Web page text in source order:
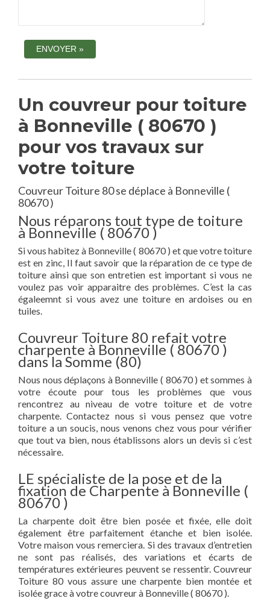
Un couvreur pour toiture
à Bonneville ( 80670 )
pour vos travaux sur
votre toiture
Couvreur Toiture 80 se déplace à Bonneville (
80670 )
Nous réparons tout type de toiture
à Bonneville ( 80670 )
Si vous habitez à Bonneville ( 80670 ) et que votre toiture
est en zinc, Il faut savoir que la réparation de ce type de
toiture ainsi que son entretien est important si vous ne
voulez pas voir apparaitre des problèmes. C’est la cas
égaleemnt si vous avez une toiture en ardoises ou en
tuiles.
Couvreur Toiture 80 refait votre
charpente à Bonneville ( 80670 )
dans la Somme (80)
Nous nous déplaçons à Bonneville ( 80670 ) et sommes à
votre écoute pour tous les problèmes que vous
rencontrez au niveau de votre toiture et de votre
charpente. Contactez nous si vous pensez que votre
toiture a un soucis, nous venons chez vous pour vérifier
que tout va bien, nous établissons alors un devis si c’est
nécessaire.
LE spécialiste de la pose et de la
fixation de Charpente à Bonneville (
80670 )
La charpente doit être bien posée et fixée, elle doit
également être parfaitement étanche et bien isolée.
Votre maison vous remerciera. Si des travaux d’entretien
ne sont pas réalisés, des variations et écarts de
températures extérieures peuvent se ressentir. Couvreur
Toiture 80 vous assure une charpente bien montée et
isolée grace à votre couvreur à Bonneville ( 80670 ).